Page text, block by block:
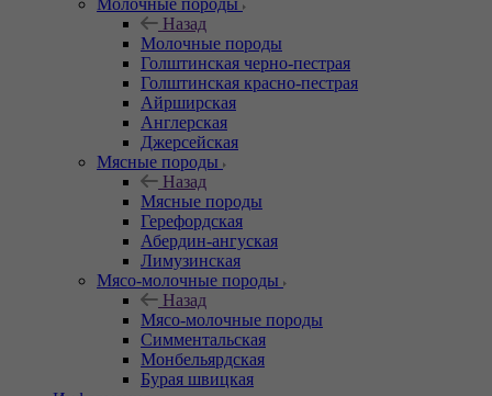
Молочные породы
Назад
Молочные породы
Голштинская черно-пестрая
Голштинская красно-пестрая
Айрширская
Англерская
Джерсейская
Мясные породы
Назад
Мясные породы
Герефордская
Абердин-ангуская
Лимузинская
Мясо-молочные породы
Назад
Мясо-молочные породы
Симментальская
Монбельярдская
Бурая швицкая